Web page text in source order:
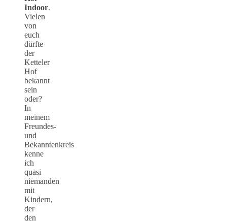
Indoor.
Vielen
von
euch
dürfte
der
Ketteler
Hof
bekannt
sein
oder?
In
meinem
Freundes-
und
Bekanntenkreis
kenne
ich
quasi
niemanden
mit
Kindern,
der
den